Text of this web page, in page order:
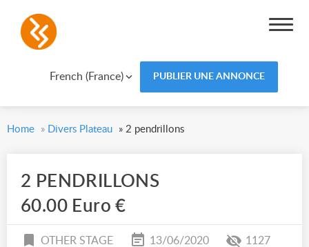
French (France) PUBLIER UNE ANNONCE
Home » Divers Plateau » 2 pendrillons
2 PENDRILLONS
60.00 Euro €
OTHER STAGE 13/06/2020 1127